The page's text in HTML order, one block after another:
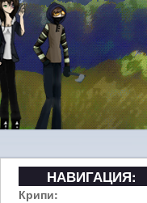
НАВИГАЦИЯ:
Крипи: